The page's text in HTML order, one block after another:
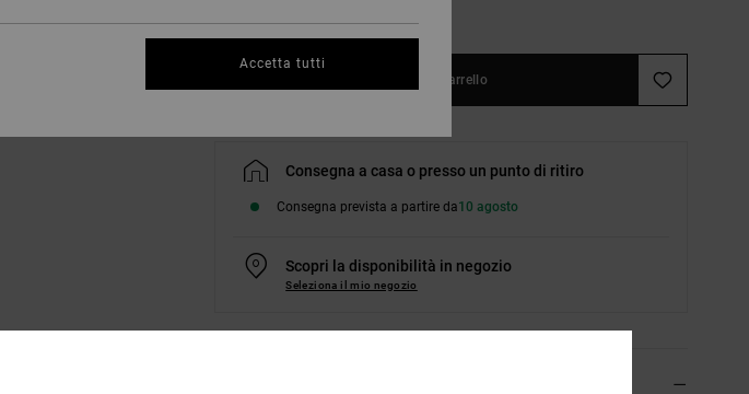
Aggiungi al carrello
Consegna a casa o presso un punto di ritiro
Consegna prevista a partire da10 agosto
Scopri la disponibilità in negozio
Seleziona il mio negozio
Accetta tutti